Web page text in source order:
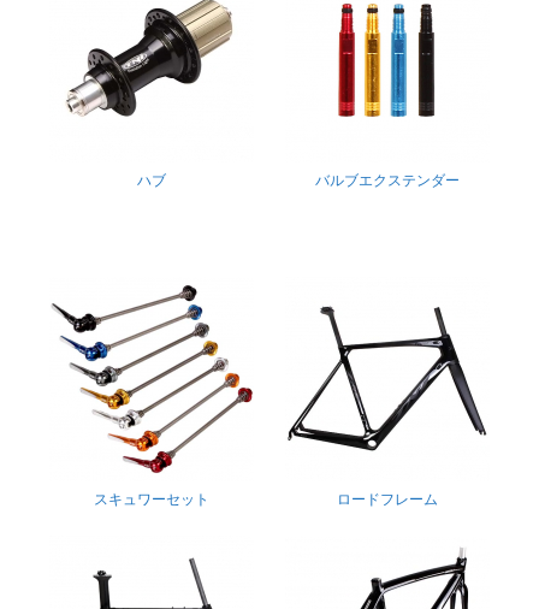
ハブ バルブエクステンダー
スキュワーセット ロードフレーム